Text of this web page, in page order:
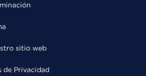
sitio web
de Privacidad